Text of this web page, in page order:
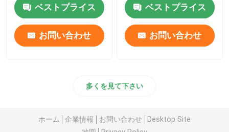
ベストプライス
お問い合わせ
ベストプライス
お問い合わせ
多くを見て下さい
ホーム 企業情報 お問い合わせ
Desktop Site